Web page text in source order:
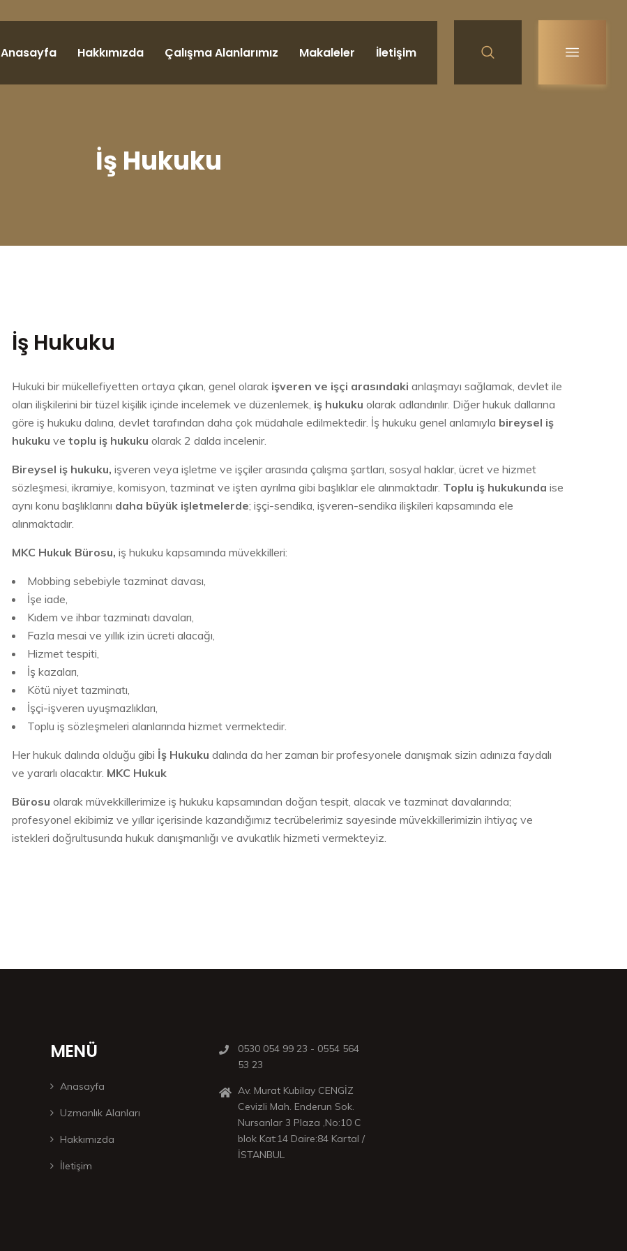
Anasayfa Hakkımızda Çalışma Alanlarımız Makaleler İletişim
İş Hukuku
İş Hukuku
Hukuki bir mükellefiyetten ortaya çıkan, genel olarak işveren ve işçi arasındaki anlaşmayı sağlamak, devlet ile
olan ilişkilerini bir tüzel kişilik içinde incelemek ve düzenlemek, iş hukuku olarak adlandırılır. Diğer hukuk dallarına
göre iş hukuku dalına, devlet tarafından daha çok müdahale edilmektedir. İş hukuku genel anlamıyla bireysel iş
hukuku vetoplu iş hukuku olarak 2 dalda incelenir.
Bireysel iş hukuku, işveren veya işletme ve işçiler arasında çalışma şartları, sosyal haklar, ücret ve hizmet
sözleşmesi, ikramiye, komisyon, tazminat ve işten ayrılma gibi başlıklar ele alınmaktadır. Toplu iş hukukunda ise
aynı konu başlıklarını daha büyük işletmelerde; işçi-sendika, işveren-sendika ilişkileri kapsamında ele
alınmaktadır.
MKC Hukuk Bürosu, iş hukuku kapsamında müvekkilleri:
Mobbing sebebiyle tazminat davası,
İşe iade,
Kıdem ve ihbar tazminatı davaları,
Fazla mesai ve yıllık izin ücreti alacağı,
Hizmet tespiti,
İş kazaları,
Kötü niyet tazminatı,
İşçi-işveren uyuşmazlıkları,
Toplu iş sözleşmeleri alanlarında hizmet vermektedir.
Her hukuk dalında olduğu gibi İş Hukuku dalında da her zaman bir profesyonele danışmak sizin adınıza faydalı
ve yararlı olacaktır. MKC Hukuk
Bürosu olarak müvekkillerimize iş hukuku kapsamından doğan tespit, alacak ve tazminat davalarında;
profesyonel ekibimiz ve yıllar içerisinde kazandığımız tecrübelerimiz sayesinde müvekkillerimizin ihtiyaç ve
istekleri doğrultusunda hukuk danışmanlığı ve avukatlık hizmeti vermekteyiz.
MENÜ
Anasayfa
Uzmanlık Alanları
Hakkımızda
İletişim
0530 054 99 23 - 0554 564
53 23
Av. Murat Kubilay CENGİZ
Cevizli Mah. Enderun Sok.
Nursanlar 3 Plaza ,No:10 C
blok Kat:14 Daire:84 Kartal /
İSTANBUL